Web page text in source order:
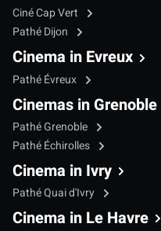
Ciné Cap Vert
Pathé Dijon
Cinema in Evreux
Pathé Évreux
Cinemas in Grenoble
Pathé Grenoble
Pathé Échirolles
Cinema in Ivry
Pathé Quai d'Ivry
Cinema in Le Havre